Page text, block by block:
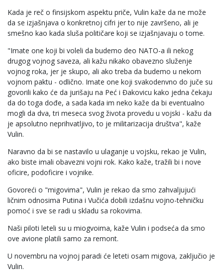
Kada je reč o finsijskom aspektu priče, Vulin kaže da ne može
da se izjašnjava o konkretnoj cifri jer to nije završeno, ali je
smešno kao kada sluša političare koji se izjašnjavaju o tome.
"Imate one koji bi voleli da budemo deo NATO-a ili nekog
drugog vojnog saveza, ali kažu nikako obavezno služenje
vojnog roka, jer je skupo, ali ako treba da budemo u nekom
vojnom paktu - odlično. Imate one koji svakodenvno do juče su
govorili kako će da jurišaju na Peć i Đakovicu kako jedna čekaju
da do toga dođe, a sada kada im neko kaže da bi eventualno
mogli da dva, tri meseca svog života provedu u vojski - kažu da
je apsolutno neprihvatljivo, to je militarizacija društva", kaže
Vulin.
Naravno da bi se nastavilo u ulaganje u vojsku, rekao je Vulin,
ako biste imali obavezni vojni rok. Kako kaže, tražili bi i nove
oficire, podoficire i vojnike.
Govoreći o "migovima", Vulin je rekao da smo zahvaljujući
ličnim odnosima Putina i Vučića dobili izdašnu vojno-tehničku
pomoć i sve se radi u skladu sa rokovima.
Naši piloti leteli su u miogvoima, kaže Vulin i podseća da smo
ove avione platili samo za remont.
U novembru na vojnoj paradi će leteti osam migova, zaključio je
Vulin.